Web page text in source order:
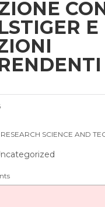
E
SCIENCE AND